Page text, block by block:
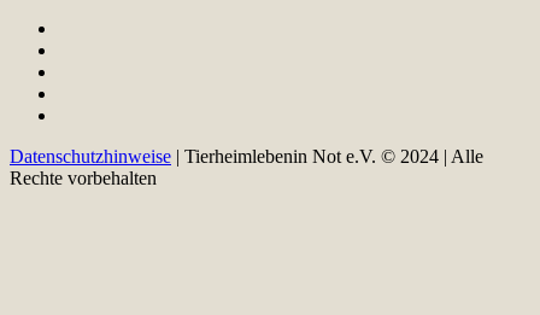
Datenschutzhinweise | Tierheimlebenin Not e.V. © 2024 | Alle
Rechte vorbehalten